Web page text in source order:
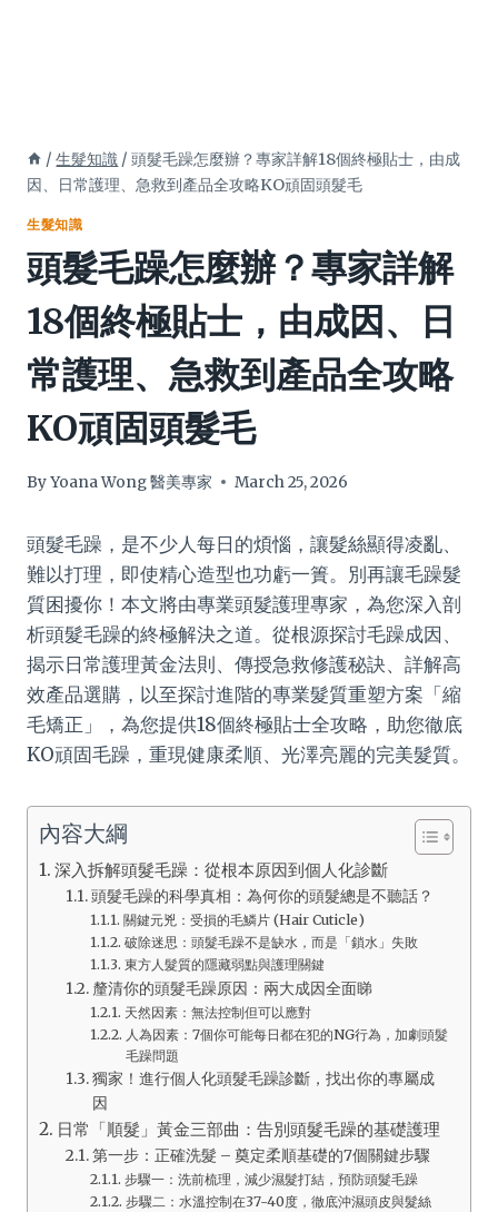
/ 生髮知識 / 頭髮毛躁怎麼辦？專家詳解18個終極貼士，由成
因、日常護理、急救到產品全攻略KO頑固頭髮毛
生髮知識
頭髮毛躁怎麼辦？專家詳解
18個終極貼士，由成因、日
常護理、急救到產品全攻略
KO頑固頭髮毛
ByYoana Wong 醫美專家 March 25, 2026
頭髮毛躁，是不少人每日的煩惱，讓髮絲顯得凌亂、
難以打理，即使精心造型也功虧一簣。別再讓毛躁髮
質困擾你！本文將由專業頭髮護理專家，為您深入剖
析頭髮毛躁的終極解決之道。從根源探討毛躁成因、
揭示日常護理黃金法則、傳授急救修護秘訣、詳解高
效產品選購，以至探討進階的專業髮質重塑方案「縮
毛矯正」，為您提供18個終極貼士全攻略，助您徹底
KO頑固毛躁，重現健康柔順、光澤亮麗的完美髮質。
內容大綱
深入拆解頭髮毛躁：從根本原因到個人化診斷
頭髮毛躁的科學真相：為何你的頭髮總是不聽話？
關鍵元兇：受損的毛鱗片 (Hair Cuticle)
破除迷思：頭髮毛躁不是缺水，而是「鎖水」失敗
東方人髮質的隱藏弱點與護理關鍵
釐清你的頭髮毛躁原因：兩大成因全面睇
天然因素：無法控制但可以應對
人為因素：7個你可能每日都在犯的NG行為，加劇頭髮
毛躁問題
獨家！進行個人化頭髮毛躁診斷，找出你的專屬成
因
日常「順髮」黃金三部曲：告別頭髮毛躁的基礎護理
第一步：正確洗髮 – 奠定柔順基礎的7個關鍵步驟
步驟一：洗前梳理，減少濕髮打結，預防頭髮毛躁
步驟二：水溫控制在37-40度，徹底沖濕頭皮與髮絲